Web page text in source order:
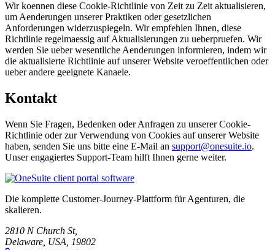
Wir koennen diese Cookie-Richtlinie von Zeit zu Zeit aktualisieren,
um Aenderungen unserer Praktiken oder gesetzlichen
Anforderungen widerzuspiegeln. Wir empfehlen Ihnen, diese
Richtlinie regelmaessig auf Aktualisierungen zu ueberpruefen. Wir
werden Sie ueber wesentliche Aenderungen informieren, indem wir
die aktualisierte Richtlinie auf unserer Website veroeffentlichen oder
ueber andere geeignete Kanaele.
Kontakt
Wenn Sie Fragen, Bedenken oder Anfragen zu unserer Cookie-
Richtlinie oder zur Verwendung von Cookies auf unserer Website
haben, senden Sie uns bitte eine E-Mail an support@onesuite.io.
Unser engagiertes Support-Team hilft Ihnen gerne weiter.
Die komplette Customer-Journey-Plattform für Agenturen, die
skalieren.
2810 N Church St,
Delaware, USA, 19802